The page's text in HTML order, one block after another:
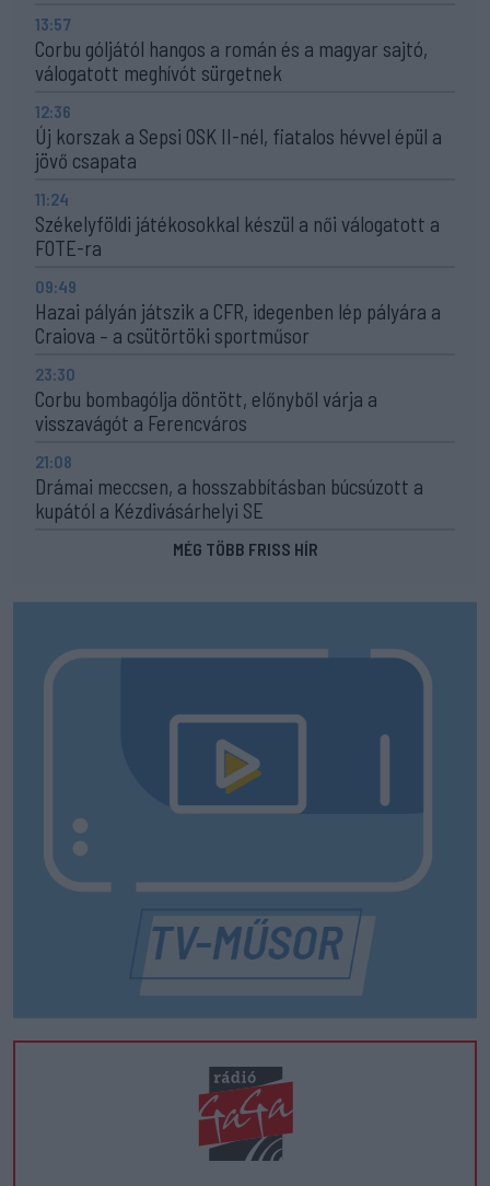
13:57
Corbu góljától hangos a román és a magyar sajtó,
válogatott meghívót sürgetnek
12:36
Új korszak a Sepsi OSK II-nél, fiatalos hévvel épül a
jövő csapata
11:24
Székelyföldi játékosokkal készül a női válogatott a
FOTE-ra
09:49
Hazai pályán játszik a CFR, idegenben lép pályára a
Craiova – a csütörtöki sportműsor
23:30
Corbu bombagólja döntött, előnyből várja a
visszavágót a Ferencváros
21:08
Drámai meccsen, a hosszabbításban búcsúzott a
kupától a Kézdivásárhelyi SE
MÉG TÖBB FRISS HÍR